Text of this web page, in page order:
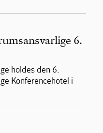
6.
holdes den 6.
Konferencehotel i